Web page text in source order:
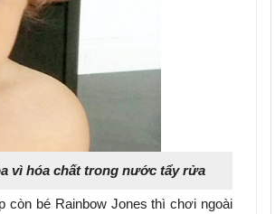
vì hóa chất trong nước tẩy rửa
còn bé Rainbow Jones thì chơi ngoài